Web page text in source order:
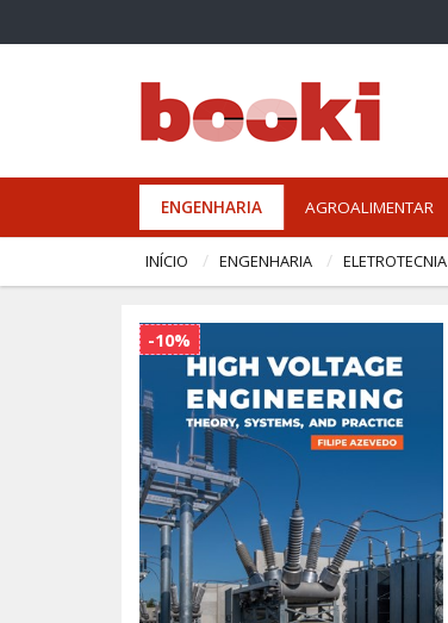
ENGENHARIA AGROALIMENTAR
INÍCIO ENGENHARIA ELETROTECNIA
-10%